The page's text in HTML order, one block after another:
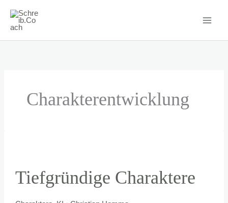
Inhalt
springen
Charakterentwicklung
Tiefgründige Charaktere